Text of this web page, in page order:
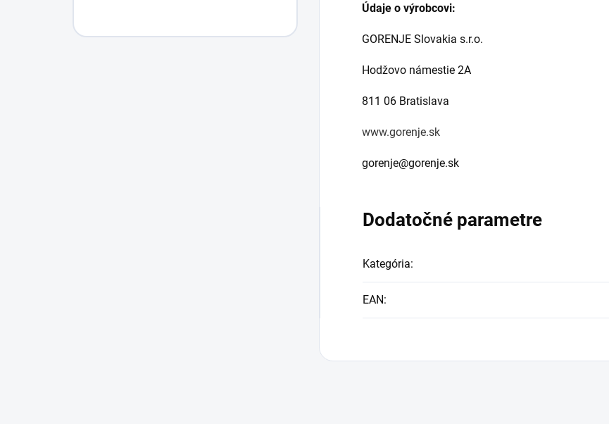
Údaje o výrobcovi:
GORENJE Slovakia s.r.o.
Hodžovo námestie 2A
811 06 Bratislava
www.gorenje.sk
gorenje@gorenje.sk
Dodatočné parametre
Kategória:
EAN: